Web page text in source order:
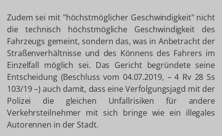
Zudem sei mit "höchstmöglicher Geschwindigkeit" nicht
die technisch höchstmögliche Geschwindigkeit des
Fahrzeugs gemeint, sondern das, was in Anbetracht der
Straßenverhältnisse und des Könnens des Fahrers im
Einzelfall möglich sei. Das Gericht begründete seine
Entscheidung (Beschluss vom 04.07.2019, – 4 Rv 28 Ss
103/19 –) auch damit, dass eine Verfolgungsjagd mit der
Polizei die gleichen Unfallrisiken für andere
Verkehrsteilnehmer mit sich bringe wie ein illegales
Autorennen in der Stadt.